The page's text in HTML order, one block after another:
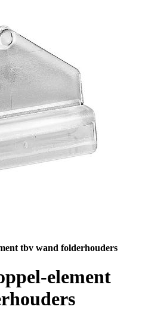
tbv wand folderhouders
element